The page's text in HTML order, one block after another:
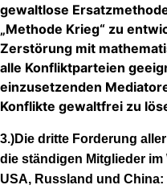
gewaltlose
„Methode Krieg“ zu
Zerstörung mit
alle Konfliktparteien
einzusetzenden
Konflikte gewaltfrei zu
3.)Die dritte Forderung
die ständigen Mitglieder
USA, Russland und China: